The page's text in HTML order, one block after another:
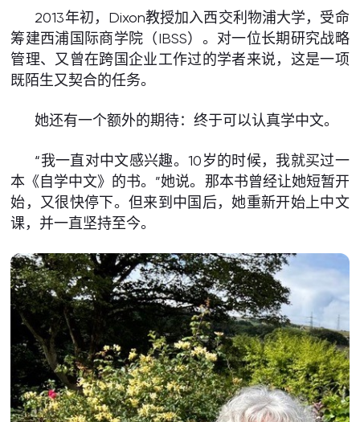
2013年初，Dixon教授加入西交利物浦大学，受命
筹建西浦国际商学院（IBSS）。对一位长期研究战略
管理、又曾在跨国企业工作过的学者来说，这是一项
既陌生又契合的任务。
她还有一个额外的期待：终于可以认真学中文。
“我一直对中文感兴趣。10岁的时候，我就买过一
本《自学中文》的书。”她说。那本书曾经让她短暂开
始，又很快停下。但来到中国后，她重新开始上中文
课，并一直坚持至今。